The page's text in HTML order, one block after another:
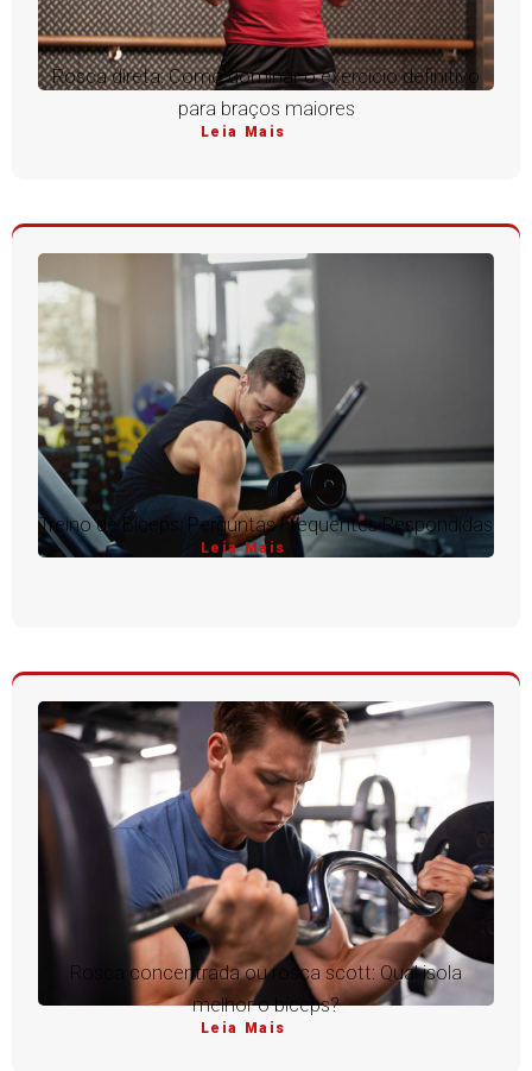
Rosca direta: Como dominar o exercício definitivo
para braços maiores
Leia Mais
Treino de Bíceps: Perguntas Frequentes Respondidas
Leia Mais
Rosca concentrada ou rosca scott: Qual isola
melhor o bíceps?
Leia Mais